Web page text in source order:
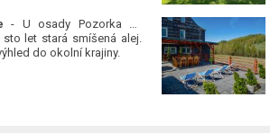
- U osady Pozorka se
let stará smíšená alej.
do okolní krajiny.